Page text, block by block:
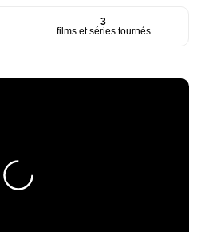
3
films et séries tournés